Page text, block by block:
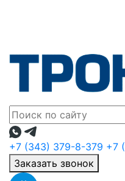
+7 (343) 379-8-379 +7
Заказать звонок